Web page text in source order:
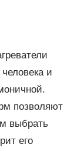
и
позволяют
выбрать
его